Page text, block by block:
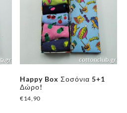
Happy Box Σοσόνια 5+1
Δώρο!
€14,90